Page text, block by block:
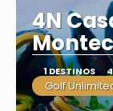
4N
1 DESTINOS
Golf